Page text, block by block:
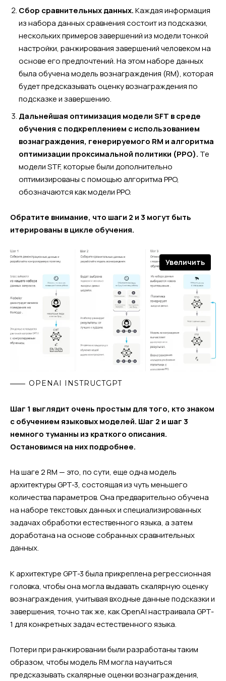
Сбор сравнительных данных.Каждая информация
из набора данных сравнения состоит из подсказки,
нескольких примеров завершений из модели тонкой
настройки, ранжирования завершений человеком на
основе его предпочтений. На этом наборе данных
была обучена модель вознаграждения (RM), которая
будет предсказывать оценку вознаграждения по
подсказке и завершению.
Дальнейшая оптимизация модели SFT в среде
обучения с подкреплением с использованием
вознаграждения, генерируемого RM и алгоритма
оптимизации проксимальной политики (PPO). Те
модели STF, которые были дополнительно
оптимизированы с помощью алгоритма PPO,
обозначаются как модели PPO.
Обратите внимание, что шаги 2 и 3 могут быть
итерированы в цикле обучения.
Увеличить
OPENAI INSTRUCTGPT
Шаг 1 выглядит очень простым для того, кто знаком
с обучением языковых моделей. Шаг 2 и шаг 3
немного туманны из краткого описания.
Остановимся на них подробнее.
На шаге 2 RM — это, по сути, еще одна модель
архитектуры GPT-3, состоящая из чуть меньшего
количества параметров. Она предварительно обучена
на наборе текстовых данных и специализированных
задачах обработки естественного языка, а затем
доработана на основе собранных сравнительных
данных.
К архитектуре GPT-3 была прикреплена регрессионная
головка, чтобы она могла выдавать скалярную оценку
вознаграждения, учитывая входные данные подсказки и
завершения, точно так же, как OpenAI настраивала GPT-
1 для конкретных задач естественного языка.
Потери при ранжировании были разработаны таким
образом, чтобы модель RM могла научиться
предсказывать скалярные оценки вознаграждения,